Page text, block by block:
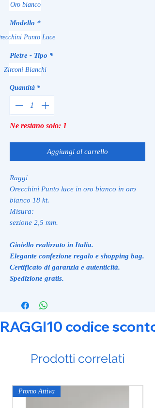
Oro bianco
Modello *
Punto Luce
Pietre - Tipo *
Zirconi Bianchi
Quantità *
Ne restano solo: 1
Aggiungi al carrello
Raggi
Orecchini Punto luce in oro bianco in oro
bianco 18 kt.
Misura:
sezione 2,5 mm.
Gioiello realizzato in Italia.
Elegante confezione regalo e shopping bag.
Certificato di garanzia e autenticità.
Spedizione gratis.
RAGGI10 codice
Prodotti correlati
Promo Attiva